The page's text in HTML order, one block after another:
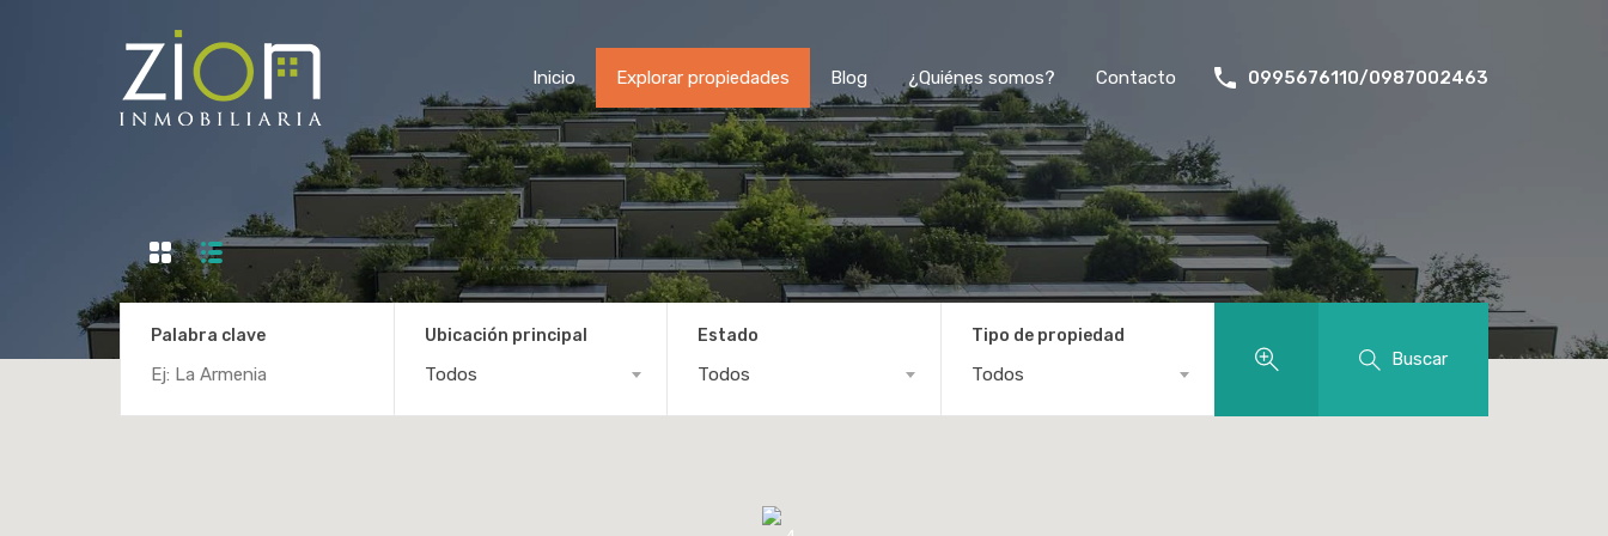
Inicio Explorar propiedades Blog ¿Quiénes somos? Contacto 0995676110/0987002463
Palabra clave Ubicación principal
Todos
Estado
Todos
Tipo de propiedad
Todos
Buscar